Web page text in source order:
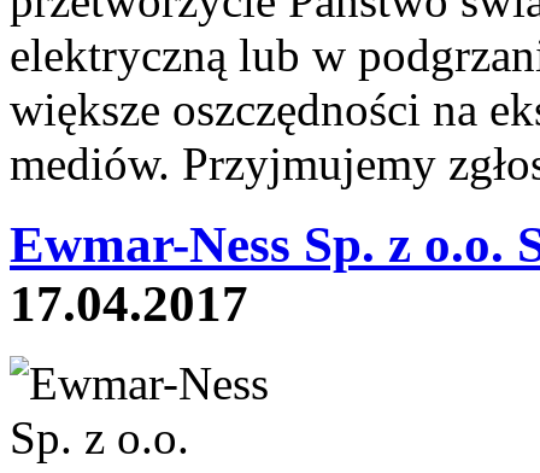
elektryczną lub w
większe oszczędności na
mediów. Przyjmujemy
Ewmar-Ness Sp. z o.o.
17.04.2017